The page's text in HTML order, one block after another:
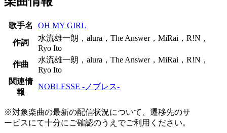
歌手名
OH MY GIRL
作詞
水流雄一朗，alura，The Answer，MiRai，R!N，
Ryo Ito
作曲
水流雄一朗，alura，The Answer，MiRai，R!N，
Ryo Ito
関連情
報
NOBLESSE -ノブレス-
※対象楽曲の最新の配信状況について、遷移先のサ
ービスにて十分にご確認のうえでご利用ください。